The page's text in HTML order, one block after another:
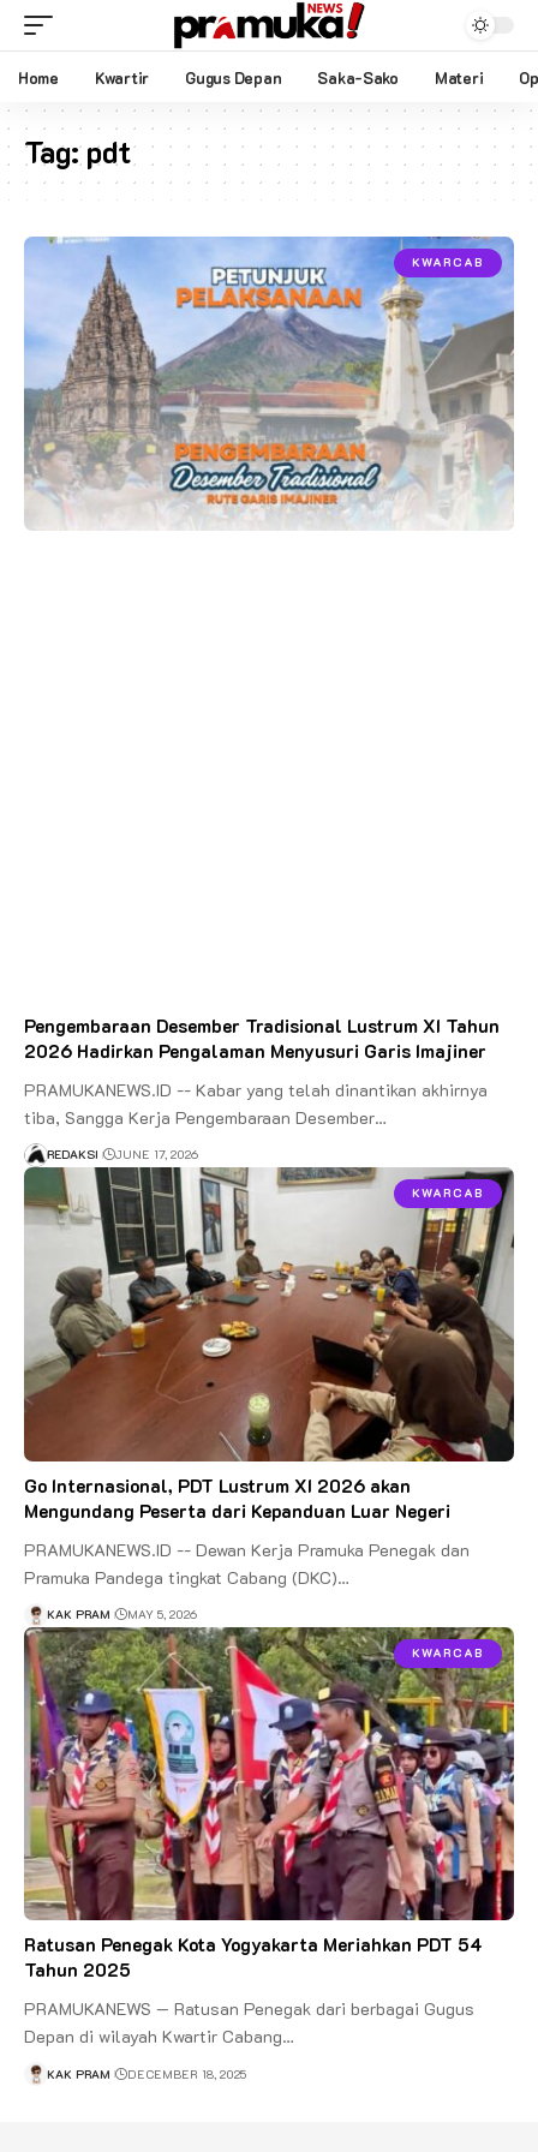
Home Kwartir Gugus Depan Saka-Sako Materi
Tag:pdt
KWARCAB
Pengembaraan Desember Tradisional Lustrum XI Tahun
2026 Hadirkan Pengalaman Menyusuri Garis Imajiner
PRAMUKANEWS.ID -- Kabar yang telah dinantikan akhirnya
tiba, Sangga Kerja Pengembaraan Desember…
REDAKSI JUNE 17, 2026
KWARCAB
Go Internasional, PDT Lustrum XI 2026 akan
Mengundang Peserta dari Kepanduan Luar Negeri
PRAMUKANEWS.ID -- Dewan Kerja Pramuka Penegak dan
Pramuka Pandega tingkat Cabang (DKC)…
KAK PRAM MAY 5, 2026
KWARCAB
Ratusan Penegak Kota Yogyakarta Meriahkan PDT 54
Tahun 2025
PRAMUKANEWS — Ratusan Penegak dari berbagai Gugus
Depan di wilayah Kwartir Cabang…
KAK PRAM DECEMBER 18, 2025